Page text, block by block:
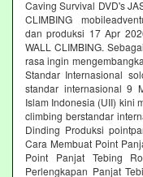
Caving Survival DVD's
CLIMBING
dan produksi 17 Apr
WALL CLIMBING.
rasa ingin
Standar Internasional
standar internasional 9
Islam Indonesia (UII) kini
climbing berstandar
Dinding Produksi
Cara Membuat Point
Point Panjat Tebing
Perlengkapan Panjat